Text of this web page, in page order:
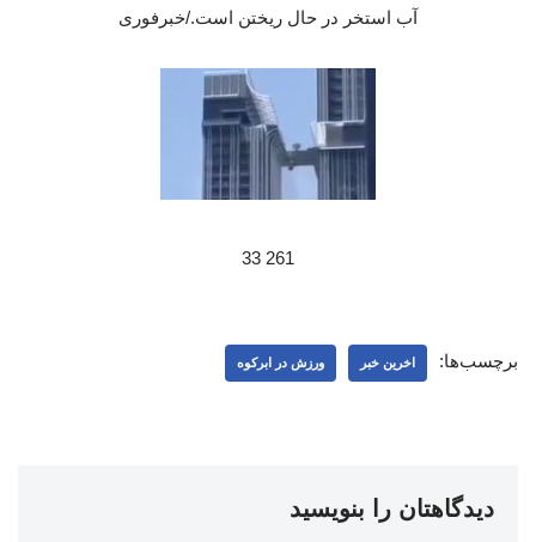
آب استخر در حال ریختن است./خبرفوری
261 33
برچسب‌ها: اخرین خبر ورزش در ابرکوه
دیدگاهتان را بنویسید